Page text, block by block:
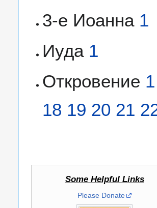
3-e Иоанна 1
Иуда 1
Откровение 1
18 19 20 21
Some Helpful Links
Please Donate